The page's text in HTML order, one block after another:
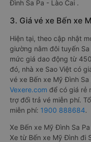
Đình Sa Pa - Lào Cai .
3. Giá vé xe Bến xe
Hiện tại, theo cập nhật
giường nằm đôi tuyến
mức giá dao động từ
đó, nhà xe Sao Việt có
vé xe Bến xe Mỹ Đình
Vexere.com để có giá rẻ
trợ đổi trả vé miễn phí.
miễn phí: 1900 888684.
Xe Bến xe Mỹ Đình Sa
Xe từ Bến xe Mỹ Đình đi